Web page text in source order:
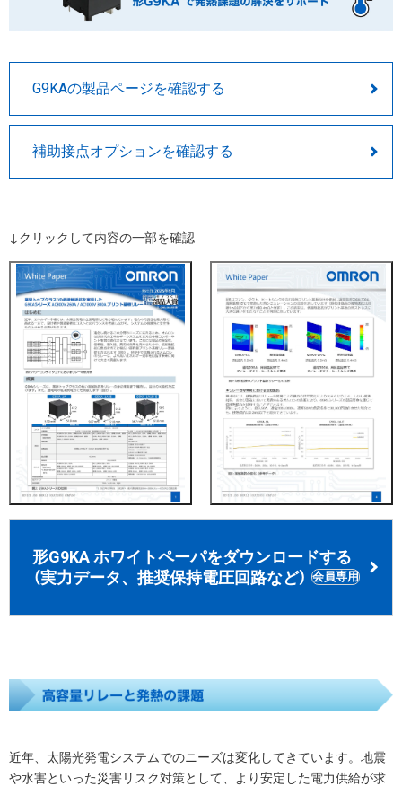
G9KAの製品ページを確認する
補助接点オプションを確認する
↓クリックして内容の一部を確認
形G9KA ホワイトペーパをダウンロードする
（実力データ、推奨保持電圧回路など）
会員専用
近年、太陽光発電システムでのニーズは変化してきています。地震
や水害といった災害リスク対策として、より安定した電力供給が求